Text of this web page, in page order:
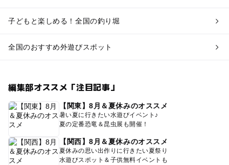
子どもと楽しめる！全国の釣り堀
全国のおすすめ外遊びスポット
編集部オススメ「注目記事」
【関東】8月＆夏休みのオススメ
暑い夏に行きたい水遊びイベント♪
夏の定番恐竜＆昆虫展も開催！
【関西】8月＆夏休みのオススメ
夏休みの思い出作りに行きたい夏祭り
水遊びスポット＆子供無料イベントも